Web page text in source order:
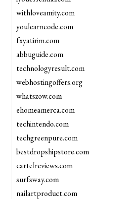
withloveamity.com
youlearncode.com
fxyatirim.com
abbuguide.com
technologyresult.com
webhostingoffers.org
whatszow.com
ehomeamerca.com
techintendo.com
techgreenpure.com
bestdropshipstore.com
cartelreviews.com
surfsway.com
nailartproduct.com